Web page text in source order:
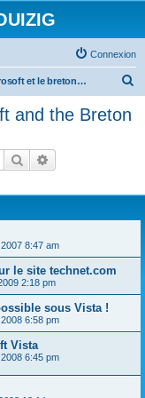
Connexion
Microsoft et le breton - Microsoft and the Breton language
and the Breton
Rechercher
8:47 am
le site technet.com
2:18 pm
sous Vista !
6:58 pm
Vista
6:45 pm